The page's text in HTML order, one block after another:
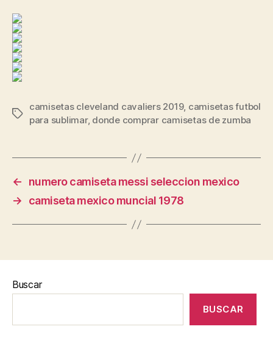
Etiquetas
camisetas cleveland cavaliers 2019, camisetas futbol
para sublimar, donde comprar camisetas de zumba
←
numero camiseta messi seleccion mexico
→
camiseta mexico muncial 1978
Buscar
BUSCAR